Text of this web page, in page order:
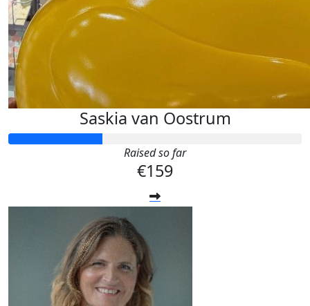
Saskia van Oostrum
Raised so far
€159